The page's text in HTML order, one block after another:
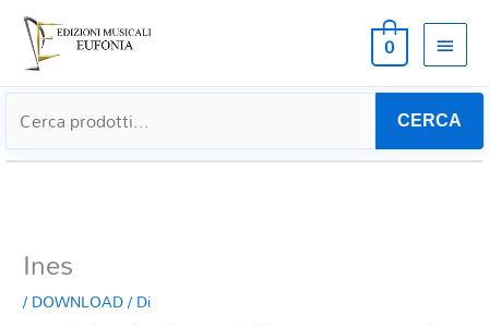
0
CERCA
Ines
/DOWNLOAD/ Di